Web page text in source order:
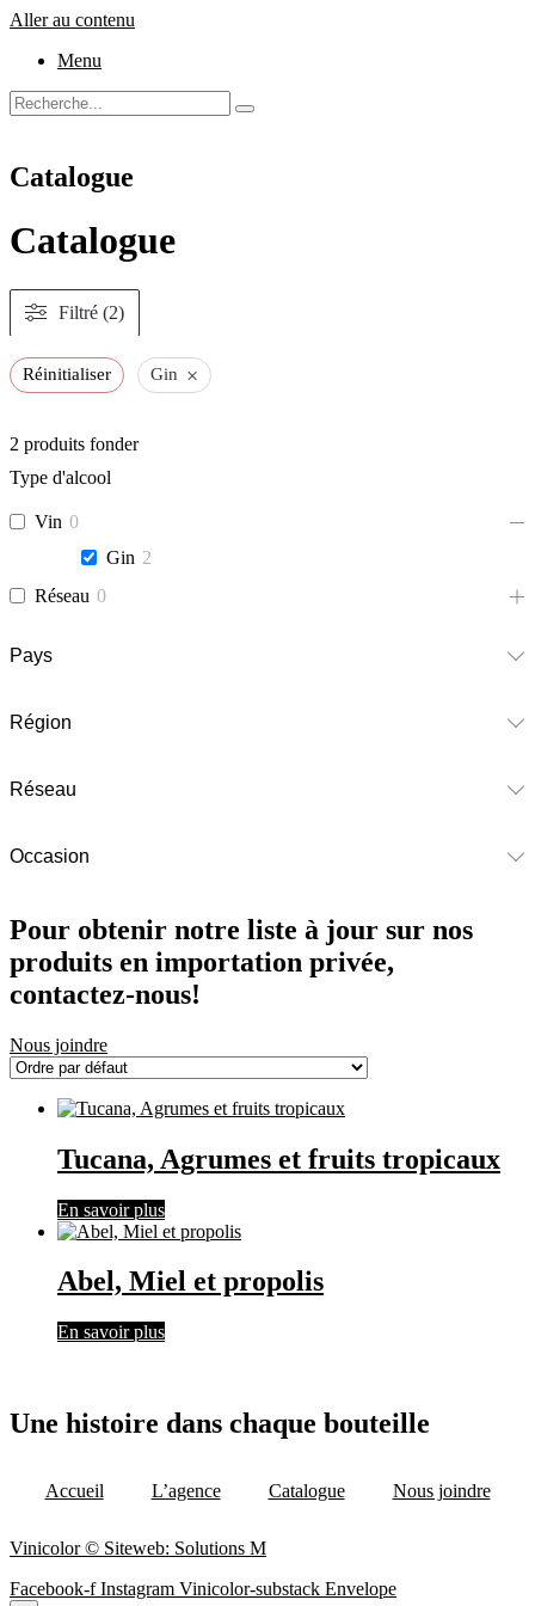
Aller au contenu
Menu
Catalogue
Catalogue
Filtré (2)
Réinitialiser Gin ×
2 produits fonder
Type d'alcool
Vin 0
Gin 2
Réseau 0
Pays
Région
Réseau
Occasion
Pour obtenir notre liste à jour sur nos
produits en importation privée,
contactez-nous!
Nous joindre
Tucana, Agrumes et fruits tropicaux
En savoir plus
Abel, Miel et propolis
En savoir plus
Une histoire dans chaque bouteille
Accueil L’agence Catalogue Nous joindre
Vinicolor © Siteweb: Solutions M
Facebook-f Instagram Vinicolor-substack Envelope